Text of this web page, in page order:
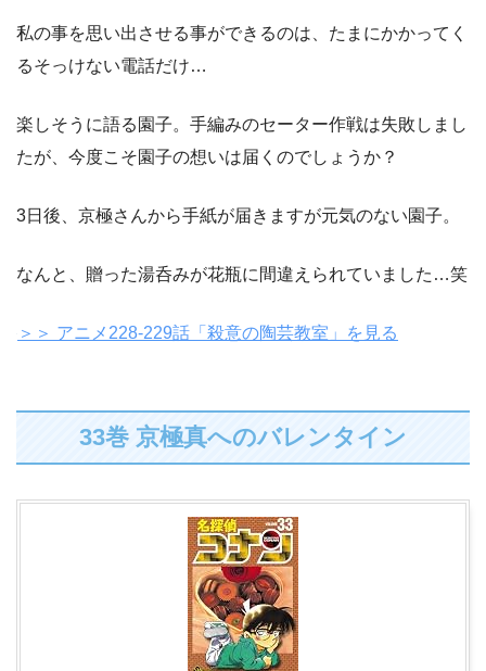
私の事を思い出させる事ができるのは、たまにかかってく
るそっけない電話だけ…
楽しそうに語る園子。手編みのセーター作戦は失敗しまし
たが、今度こそ園子の想いは届くのでしょうか？
3日後、京極さんから手紙が届きますが元気のない園子。
なんと、贈った湯呑みが花瓶に間違えられていました…笑
＞＞ アニメ228-229話「殺意の陶芸教室」を見る
33巻 京極真へのバレンタイン